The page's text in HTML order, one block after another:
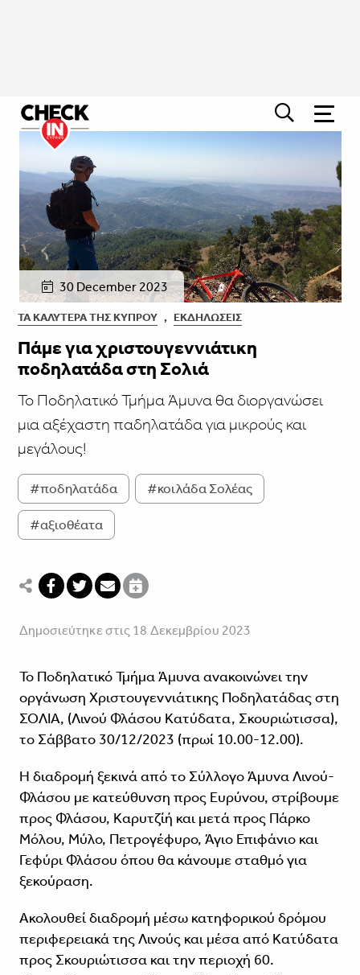
30 December 2023
ΤΑ ΚΑΛΎΤΕΡΑ ΤΗΣ ΚΎΠΡΟΥ , ΕΚΔΗΛΏΣΕΙΣ
Πάμε για χριστουγεννιάτικη
ποδηλατάδα στη Σολιά
Το Ποδηλατικό Τμήμα Άμυνα θα διοργανώσει
μια αξέχαστη παδηλατάδα για μικρούς και
μεγάλους!
#ποδηλατάδα #κοιλάδα Σολέας
#αξιοθέατα
Δημοσιεύτηκε στις 18 Δεκεμβρίου 2023
Το Ποδηλατικό Τμήμα Άμυνα ανακοινώνει την
οργάνωση Χριστουγεννιάτικης Ποδηλατάδας στη
ΣΟΛΙΑ, (Λινού Φλάσου Κατύδατα, Σκουριώτισσα),
το Σάββατο 30/12/2023 (πρωί 10.00-12.00).
Η διαδρομή ξεκινά από το Σύλλογο Άμυνα Λινού-
Φλάσου με κατεύθυνση προς Ευρύνου, στρίβουμε
προς Φλάσου, Καρυτζίή και μετά προς Πάρκο
Μόλου, Μύλο, Πετρογέφυρο, Άγιο Επιφάνιο και
Γεφύρι Φλάσου όπου θα κάνουμε σταθμό για
ξεκούραση.
Ακολουθεί διαδρομή μέσω κατηφορικού δρόμου
περιφερειακά της Λινούς και μέσα από Κατύδατα
προς Σκουριώτισσα και την περιοχή 60.